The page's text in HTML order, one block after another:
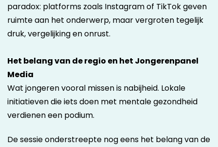
paradox: platforms zoals Instagram of TikTok geven
ruimte aan het onderwerp, maar vergroten tegelijk
druk, vergelijking en onrust.
Het belang van de regio en het Jongerenpanel
Media
Wat jongeren vooral missen is nabijheid. Lokale
initiatieven die iets doen met mentale gezondheid
verdienen een podium.
De sessie onderstreepte nog eens het belang van de